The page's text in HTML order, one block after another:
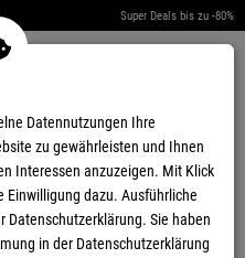
Super Deals bis zu -80%
Warenkorb aufklappen
Datennutzungen Ihre
zu gewährleisten und Ihnen
Interessen anzuzeigen. Mit Klick
Einwilligung dazu. Ausführliche
Datenschutzerklärung. Sie haben
in der Datenschutzerklärung